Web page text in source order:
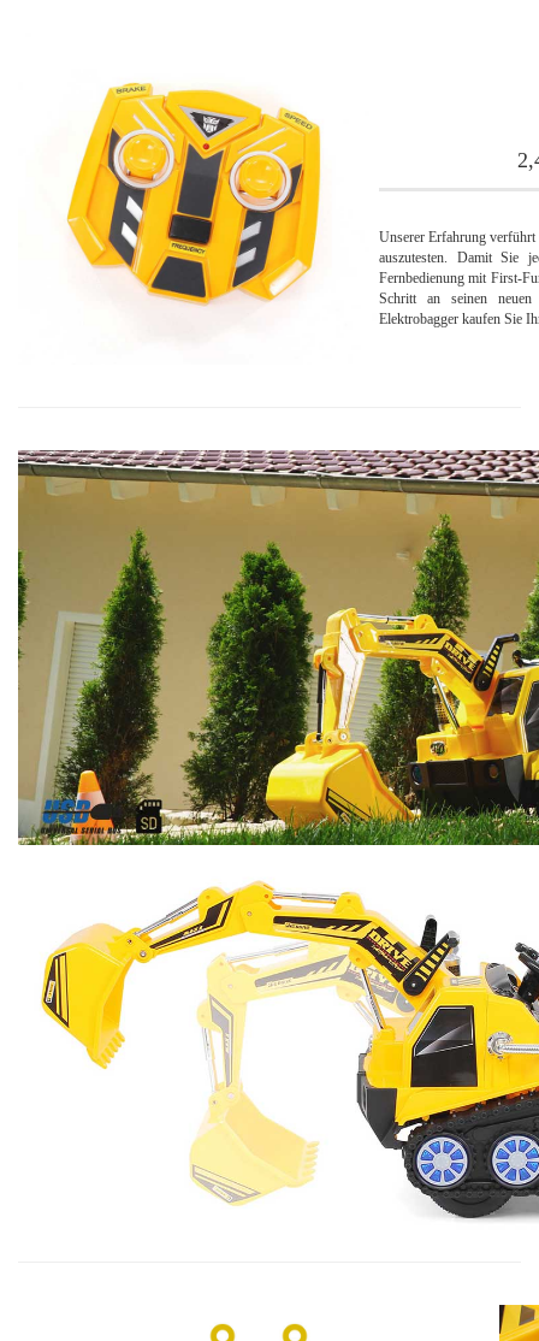
Unserer Erfahrung verführt
auszutesten. Damit Sie
Fernbedienung mit First-
Schritt an seinen
Elektrobagger kaufen Sie